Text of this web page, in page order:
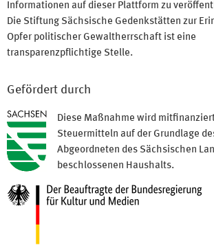
Informationen auf dieser Plattform zu
Die Stiftung Sächsische Gedenkstätten zur
Opfer politischer Gewaltherrschaft ist eine
transparenzpflichtige Stelle.
Gefördert durch
Diese Maßnahme wird
Steuermitteln auf der Grundlage
Abgeordneten des Sächsischen
beschlossenen Haushalts.